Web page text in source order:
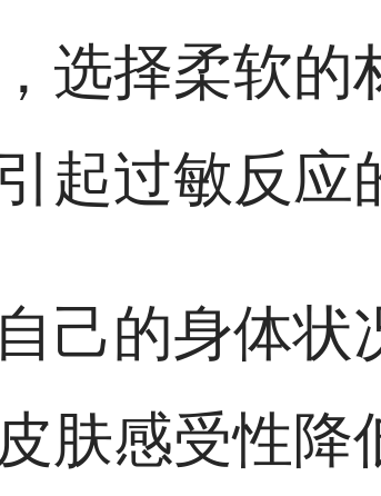
选择柔软的
起过敏反应
己的身体状
肤感受性降